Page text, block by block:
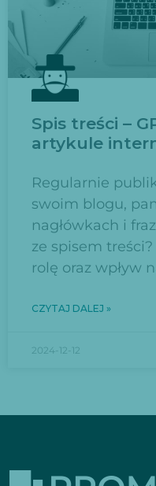
Spis treści –
artykule
Regularnie
swoim blogu,
nagłówkach i
ze spisem
rolę oraz wpływ
CZYTAJ DALEJ »
2024-12-12